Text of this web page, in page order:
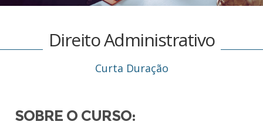
Direito Administrativo
Curta Duração
SOBRE O CURSO: